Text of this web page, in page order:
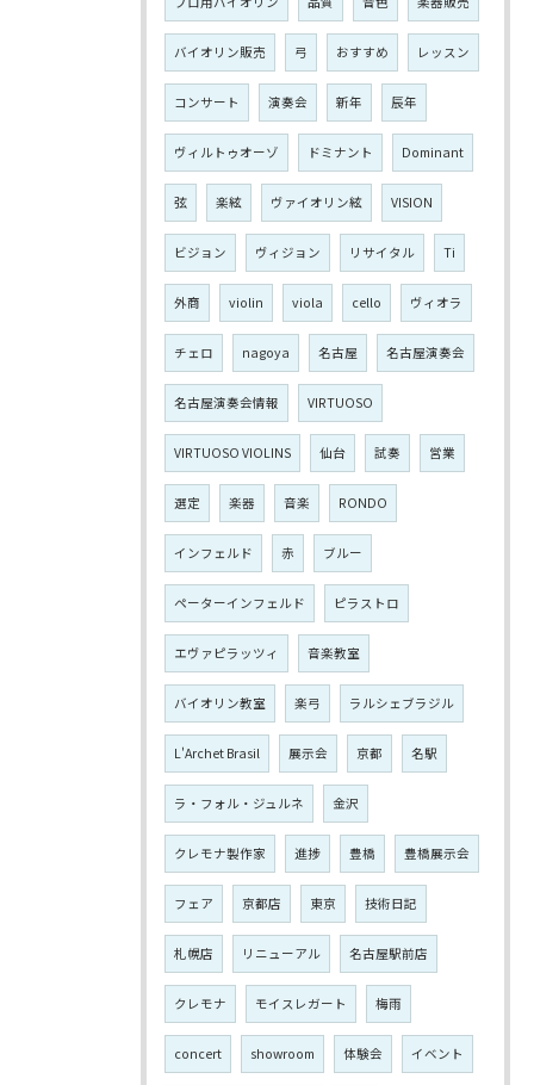
バイオリン販売 弓 おすすめ レッスン
コンサート 演奏会 新年 辰年
ヴィルトゥオーゾ ドミナント Dominant
弦 楽絃 ヴァイオリン絃 VISION
ビジョン ヴィジョン リサイタル Ti
外商 violin viola cello ヴィオラ
チェロ nagoya 名古屋 名古屋演奏会
名古屋演奏会情報 VIRTUOSO
VIRTUOSO VIOLINS 仙台 試奏 営業
選定 楽器 音楽 RONDO
インフェルド 赤 ブルー
ペーターインフェルド ピラストロ
エヴァピラッツィ 音楽教室
バイオリン教室 楽弓 ラルシェブラジル
L'Archet Brasil 展示会 京都 名駅
ラ・フォル・ジュルネ 金沢
クレモナ製作家 進捗 豊橋 豊橋展示会
フェア 京都店 東京 技術日記
札幌店 リニューアル 名古屋駅前店
クレモナ モイスレガート 梅雨
concert showroom 体験会 イベント